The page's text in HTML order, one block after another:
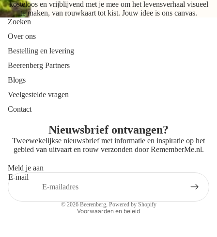
kosteloos en vrijblijvend met je mee om het levensverhaal visueel
te maken, van rouwkaart tot kist. Jouw idee is ons canvas.
Zoeken
Over ons
Bestelling en levering
Beerenberg Partners
Blogs
Veelgestelde vragen
Contact
Nieuwsbrief ontvangen?
Tweewekelijkse nieuwsbrief met informatie en inspiratie op het
gebied van uitvaart en rouw verzonden doorRememberMe.nl.
Meld je aan
E-mail
© 2026 Beerenberg, Powered by Shopify
Voorwaarden en beleid